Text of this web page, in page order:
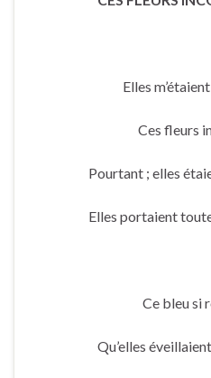
Elles
Ces fleurs
Pourtant ; elles
Elles portaient
Ce bleu si
Qu’elles